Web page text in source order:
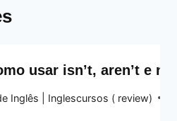
usar isn’t, aren’t e
Inglês | Inglescursos ( review)